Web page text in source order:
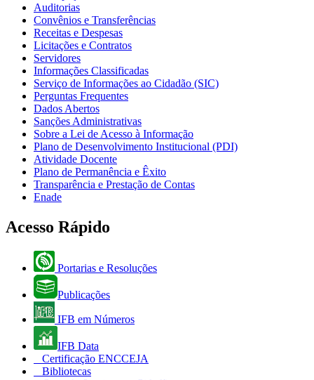
Auditorias
Convênios e Transferências
Receitas e Despesas
Licitações e Contratos
Servidores
Informações Classificadas
Serviço de Informações ao Cidadão (SIC)
Perguntas Frequentes
Dados Abertos
Sanções Administrativas
Sobre a Lei de Acesso à Informação
Plano de Desenvolvimento Institucional (PDI)
Atividade Docente
Plano de Permanência e Êxito
Transparência e Prestação de Contas
Enade
Acesso Rápido
Portarias e Resoluções
Publicações
IFB em Números
IFB Data
Certificação ENCCEJA
Bibliotecas